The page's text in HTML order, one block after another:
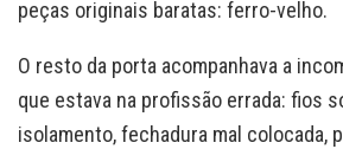
peças originais baratas: ferro-velho.
O resto da porta acompanhava a
que estava na profissão errada: fios
isolamento, fechadura mal colocada,